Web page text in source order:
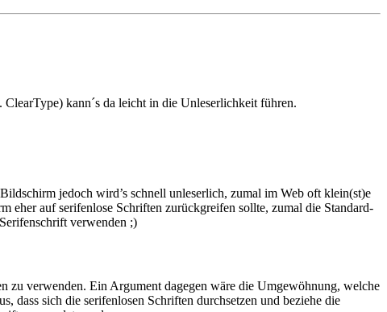
kann´s da leicht in die Unleserlichkeit führen.
jedoch wird’s schnell unleserlich, zumal im Web oft klein(st)e
eher auf serifenlose Schriften zurückgreifen sollte, zumal die Standard-
verwenden ;)
zu verwenden. Ein Argument dagegen wäre die Umgewöhnung, welche
dass sich die serifenlosen Schriften durchsetzen und beziehe die